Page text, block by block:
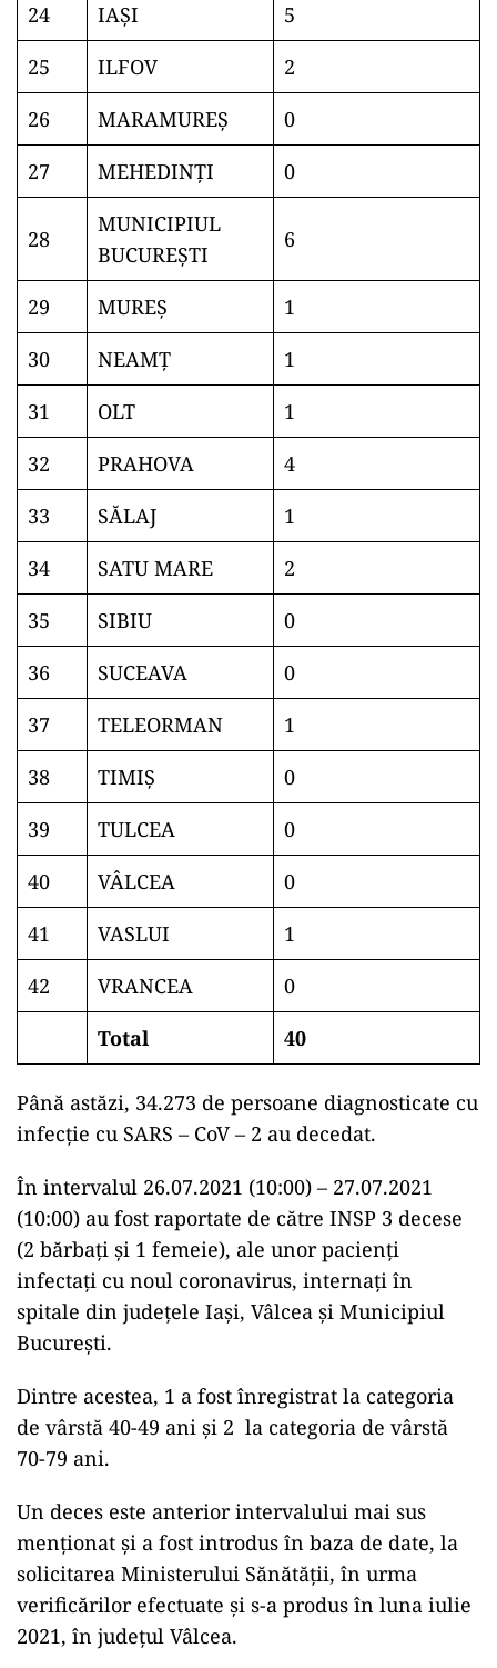
24
IAŞI
5
25
ILFOV
2
26
MARAMUREŞ
0
27
MEHEDINŢI 0
28
MUNICIPIUL
BUCUREŞTI
6
29 MUREŞ
1
30
NEAMŢ
1
31
OLT
1
32
PRAHOVA
4
33
SĂLAJ
1
34
SATU MARE
2
35
SIBIU
0
36
SUCEAVA
0
37
TELEORMAN
1
38
TIMIŞ
0
39
TULCEA
0
40
VÂLCEA
0
41
VASLUI
1
42
VRANCEA
0
Total
40
Până astăzi, 34.273 de persoane diagnosticate cu
infecție cu SARS – CoV – 2 au decedat.
În intervalul 26.07.2021 (10:00) – 27.07.2021
(10:00) au fost raportate de către INSP 3 decese
(2 bărbați și 1 femeie), ale unor pacienți
infectați cu noul coronavirus, internați în
spitale din județele Iași, Vâlcea și Municipiul
București.
Dintre acestea, 1 a fost înregistrat la categoria
de vârstă 40-49 ani și 2 la categoria de vârstă
70-79 ani.
Un deces este anterior intervalului mai sus
menționat și a fost introdus în baza de date, la
solicitarea Ministerului Sănătății, în urma
verificărilor efectuate și s-a produs în luna iulie
2021, în județul Vâlcea.